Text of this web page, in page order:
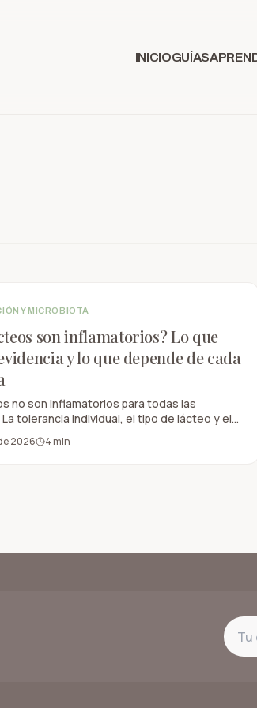
INICIOGUÍAS
Y MICROBIOTA
son inflamatorios? Lo que
y lo que depende de cada
no son inflamatorios para todas las
tolerancia individual, el tipo de lácteo y el
hacen una gran diferencia.
2026 4min